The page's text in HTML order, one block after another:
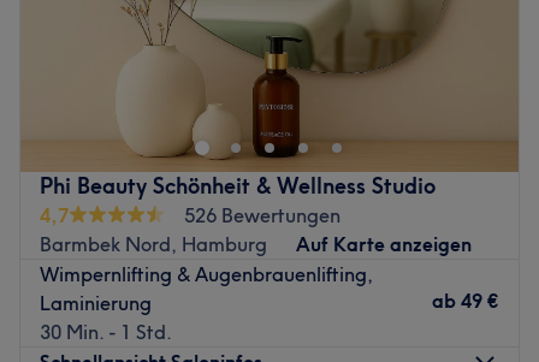
Phi Beauty Schönheit & Wellness Studio
4,7
526 Bewertungen
Barmbek Nord, Hamburg
Auf Karte anzeigen
Wimpernlifting & Augenbrauenlifting,
Laminierung
30 Min. - 1 Std.
ab 49 €